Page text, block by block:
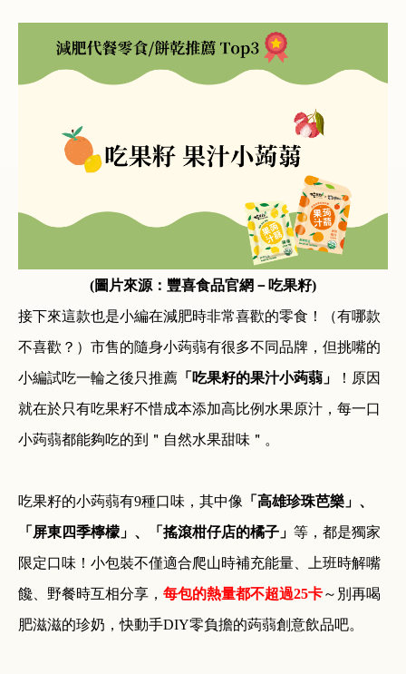
(圖片來源：豐喜食品官網－吃果籽)
接下來這款也是小編在減肥時非常喜歡的零食！（有哪款
不喜歡？）市售的隨身小蒟蒻有很多不同品牌，但挑嘴的
小編試吃一輪之後只推薦 「吃果籽的果汁小蒟蒻」
！原因
就在於只有吃果籽不惜成本添加高比例水果原汁，每一口
小蒟蒻都能夠吃的到＂自然水果甜味＂。
吃果籽的小蒟蒻有9種口味，其中像 「高雄珍珠芭樂」、
「屏東四季檸檬」、「搖滾柑仔店的橘子」 等，都是獨家
限定口味！小包裝不僅適合爬山時補充能量、上班時解嘴
饞、野餐時互相分享， 每包的熱量都不超過25卡～別再喝
肥滋滋的珍奶，快動手DIY零負擔的蒟蒻創意飲品吧。